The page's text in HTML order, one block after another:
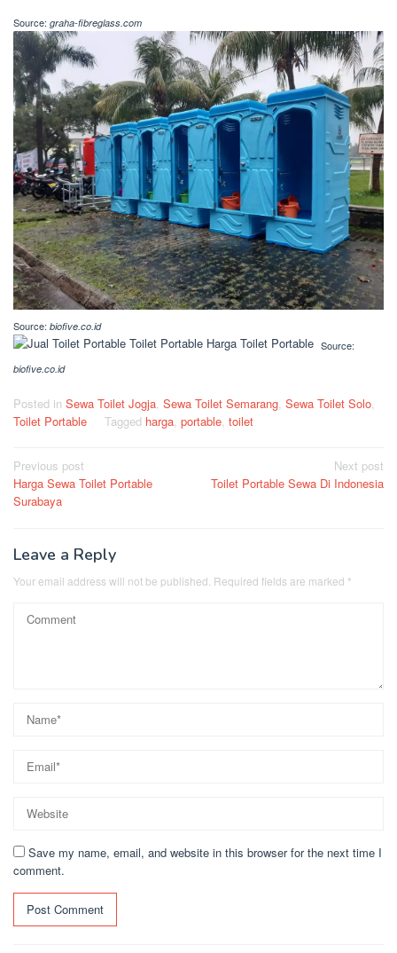
Source: graha-fibreglass.com
Source: biofive.co.id
Source:
biofive.co.id
Posted in Sewa Toilet Jogja Sewa Toilet Semarang Sewa Toilet Solo
Toilet Portable
Tagged harga portable toilet
Post
navigation
Previous post
Harga Sewa Toilet Portable
Surabaya
Next post
Toilet Portable Sewa Di Indonesia
Leave a Reply
Your email address will not be published. Required fields are marked *
Save my name, email, and website in this browser for the next time I
comment.